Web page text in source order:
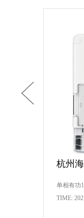
单相有功
TIME: